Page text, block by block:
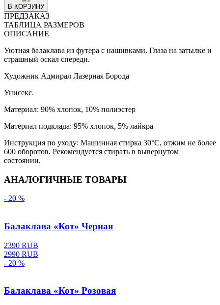
В КОРЗИНУ
ПРЕДЗАКАЗ
ТАБЛИЦА РАЗМЕРОВ
ОПИСАНИЕ
Уютная балаклава из футера с нашивками. Глаза на затылке и
страшный оскал спереди.
Художник Адмирал Лазерная Борода
Унисекс.
Материал: 90% хлопок, 10% полиэстер
Материал подклада: 95% хлопок, 5% лайкра
Инструкция по уходу: Машинная стирка 30°С, отжим не более
600 оборотов. Рекомендуется стирать в вывернутом
состоянии.
АНАЛОГИЧНЫЕ ТОВАРЫ
- 20 %
Балаклава «Кот» Черная
2390 RUB
2990 RUB
- 20 %
Балаклава «Кот» Розовая